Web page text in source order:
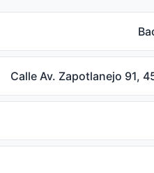
Calle Av. Zapotlanejo 91,